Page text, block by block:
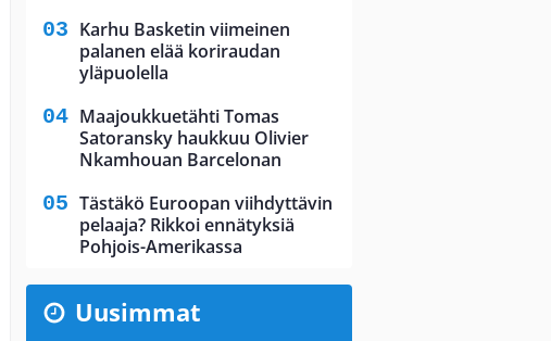
Karhu Basketin viimeinen
palanen elää koriraudan
yläpuolella
Maajoukkuetähti Tomas
Satoransky haukkuu Olivier
Nkamhouan Barcelonan
Tästäkö Euroopan viihdyttävin
pelaaja? Rikkoi ennätyksiä
Pohjois-Amerikassa
Uusimmat